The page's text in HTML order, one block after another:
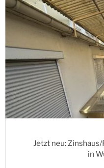
Jetzt neu:
in